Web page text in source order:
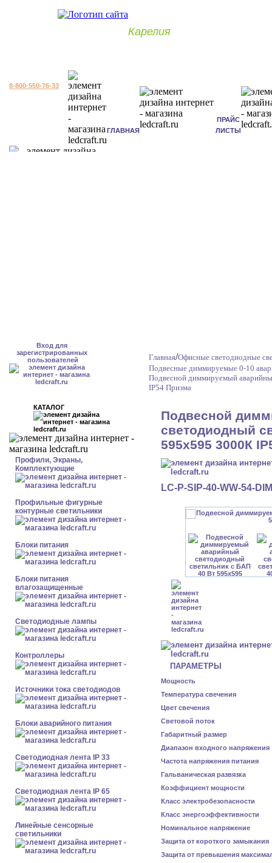
Карелия
8-800-550-76-33
ГЛАВНАЯ
ПРАЙС
ЛИСТЫ
Вход для
зарегистрированных
пользователей
КАТАЛОГ
Профили, Экраны,
Комплектующие
Профильные фигурные
контурные светильники
Блоки питания
Блоки питания
влагозащищенные
Светодиодные лампы
Контроллеры
Источники тока светодиодов
Блоки аварийного питания
Светодиодная лента IP 33
Светодиодная лента IP 65
Линейные сенсорные
светильники
Главная/Офисные светодиодные
Подвесные диммируемые 0-10
Подвесной диммируемый
IP54 Призма
Подвесной
светодиодный
595x595 3000К
LC-P-SIP-40-WW-54-
ПАРАМЕТРЫ
Мощность
Температура свечения
Цвет свечения
Световой поток
Габаритный размер
Диапазон входного напряжения
Частота напряжения питания
Гальваническая развязка
Коэффициент мощности
Класс электробезопасности
Класс энергоэффективности
Номинальное напряжение
Защита от короткого замыкания
Защита от превышения